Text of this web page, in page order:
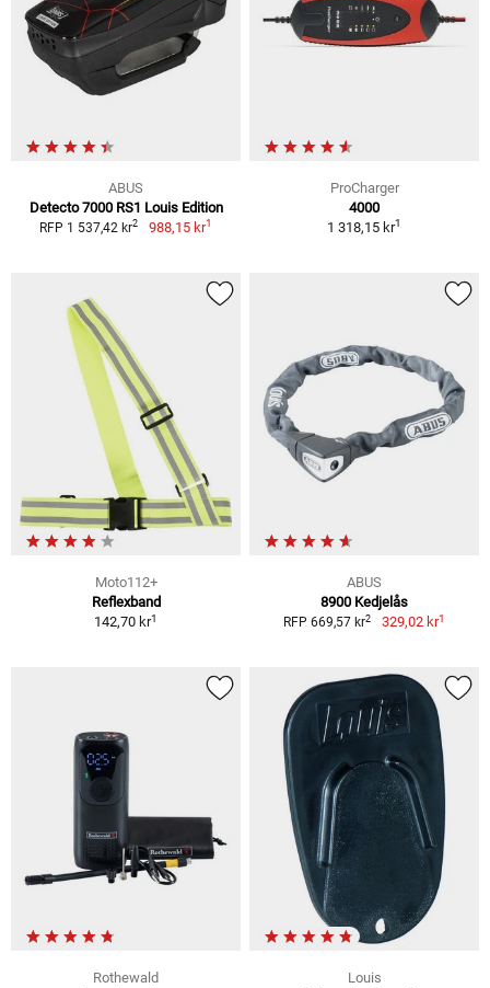
ABUS
Detecto 7000 RS1 Louis Edition
RFP 1 537,42 kr2 988,15 kr1
ProCharger
4000
1 318,15 kr1
Moto112+
Reflexband
142,70 kr1
ABUS
8900 Kedjelås
RFP 669,57 kr2 329,02 kr1
Rothewald
Louis